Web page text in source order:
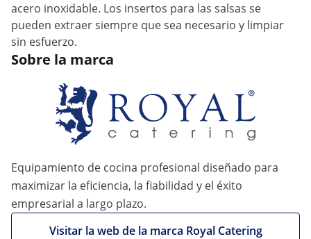
acero inoxidable. Los insertos para las salsas se
pueden extraer siempre que sea necesario y limpiar
sin esfuerzo.
Sobre la marca
Equipamiento de cocina profesional diseñado para
maximizar la eficiencia, la fiabilidad y el éxito
empresarial a largo plazo.
Visitar la web de la marca Royal Catering